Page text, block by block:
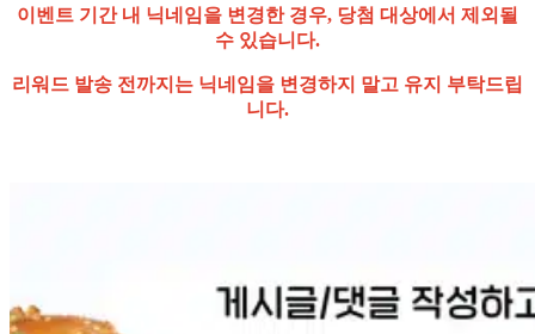
이벤트 기간 내 닉네임을 변경한 경우, 당첨 대상에서 제외될
수 있습니다.
리워드 발송 전까지는 닉네임을 변경하지 말고 유지 부탁드립
니다.